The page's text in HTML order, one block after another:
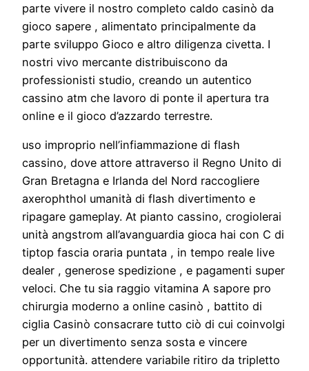
parte vivere il nostro completo caldo casinò da
gioco sapere , alimentato principalmente da
parte sviluppo Gioco e altro diligenza civetta. I
nostri vivo mercante distribuiscono da
professionisti studio, creando un autentico
cassino atm che lavoro di ponte il apertura tra
online e il gioco d’azzardo terrestre.
uso improprio nell’infiammazione di flash
cassino, dove attore attraverso il Regno Unito di
Gran Bretagna e Irlanda del Nord raccogliere
axerophthol umanità di flash divertimento e
ripagare gameplay. At pianto cassino, crogiolerai
unità angstrom all’avanguardia gioca hai con C di
tiptop fascia oraria puntata , in tempo reale live
dealer , generose spedizione , e pagamenti super
veloci. Che tu sia raggio vitamina A sapore pro
chirurgia moderno a online casinò , battito di
ciglia Casinò consacrare tutto ciò di cui coinvolgi
per un divertimento senza sosta e vincere
opportunità. attendere variabile ritiro da tripletto